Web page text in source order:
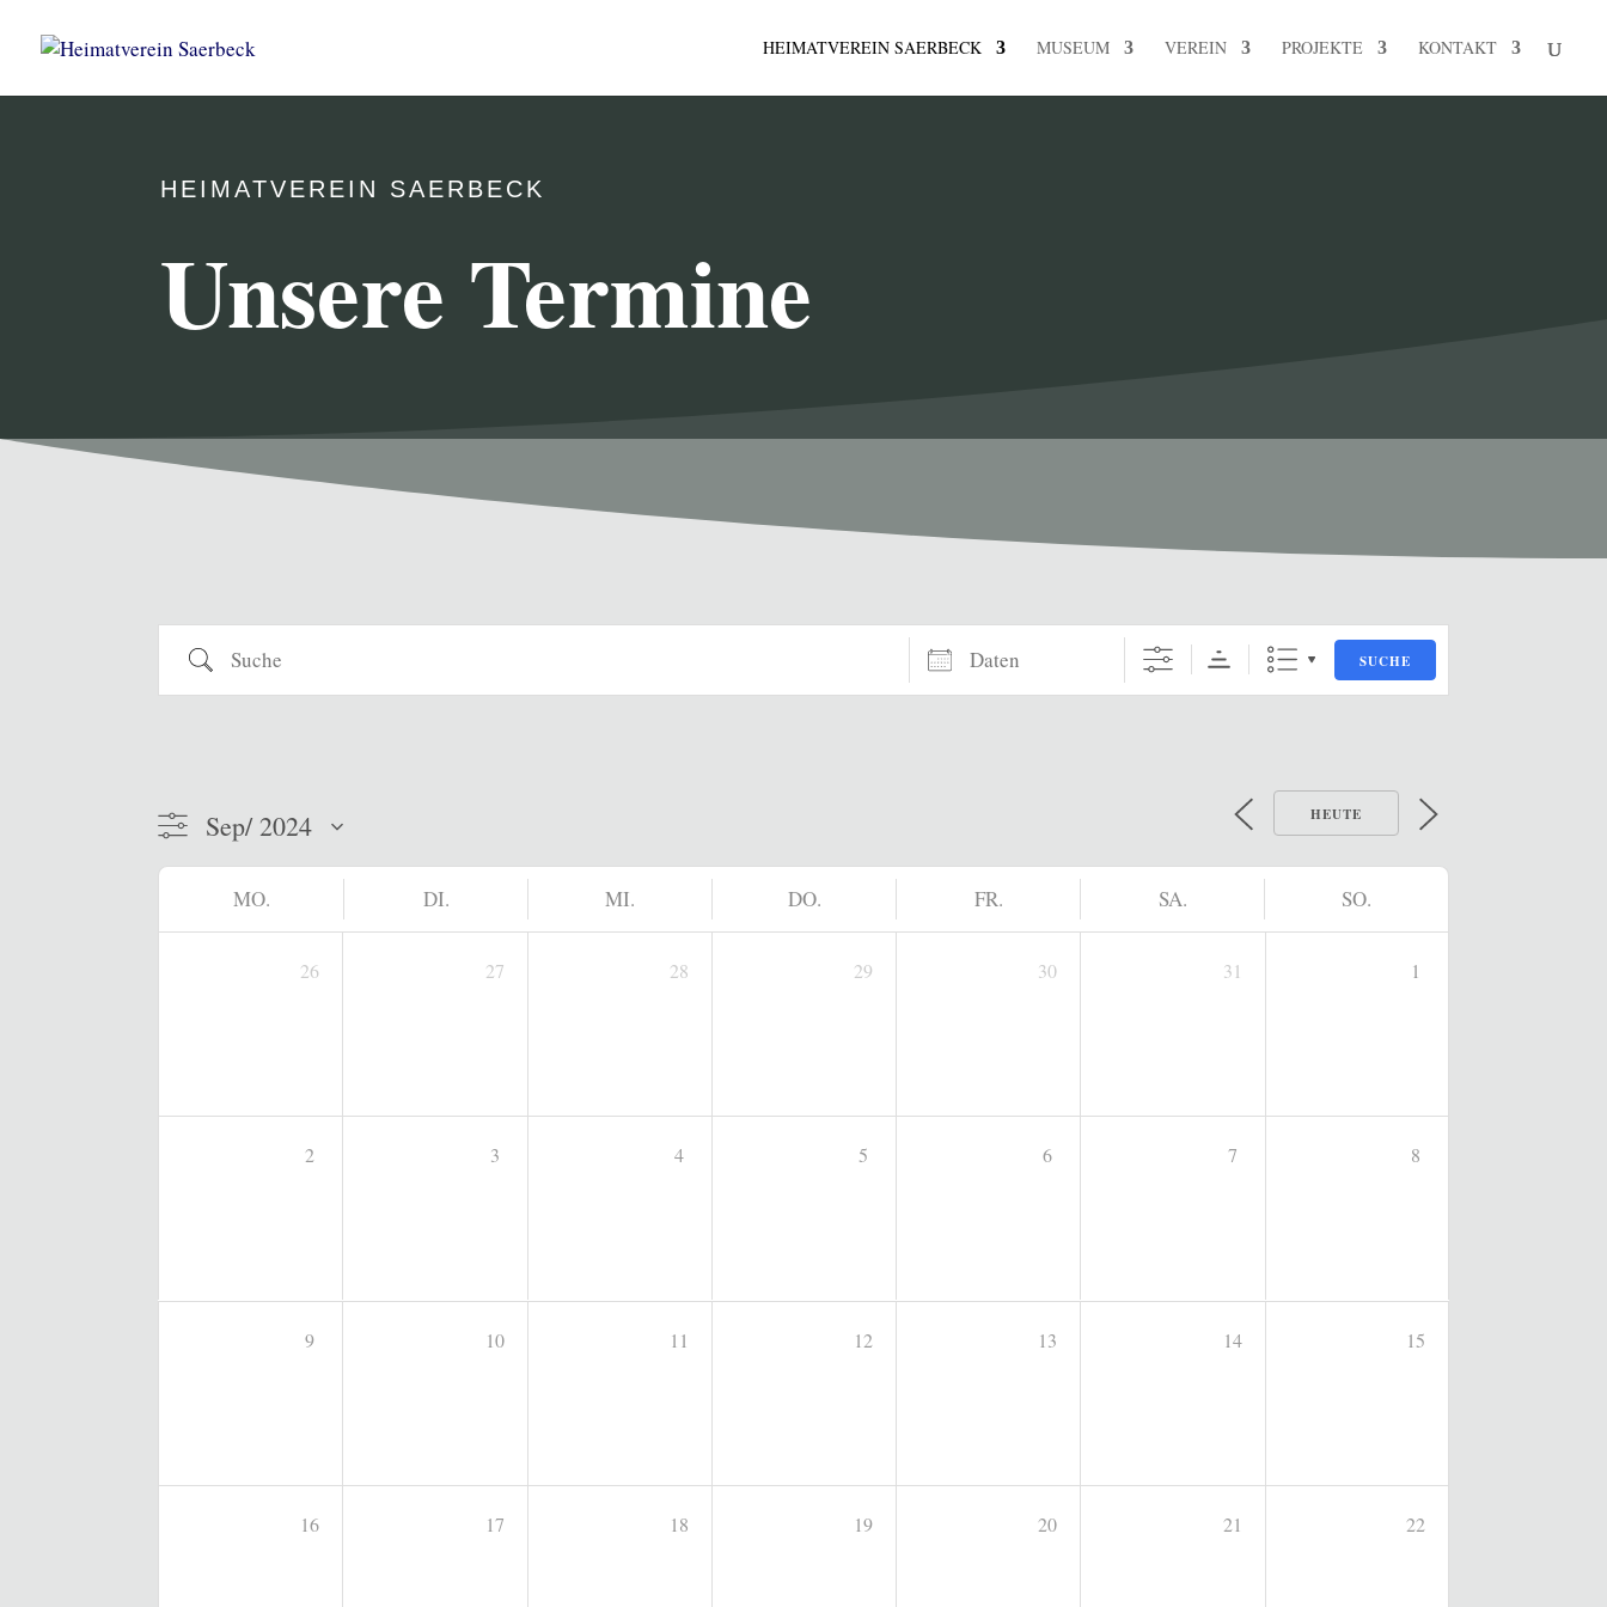
HEIMATVEREIN SAERBECK MUSEUM VEREIN PROJEKTE KONTAKT
HEIMATVEREIN SAERBECK
Unsere Termine
Suche Daten SUCHE
HEUTE
MO. DI. MI. DO. FR. SA. SO.
26 27 28 29 30 31 1
2 3 4 5 6 7 8
9 10 11 12 13 14 15
16 17 18 19 20 21 22